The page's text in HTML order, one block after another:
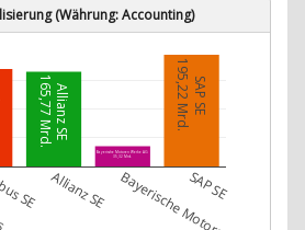
(Währung: Accounting)
Allianz SE
165,77 Mrd.
Bayerische Motoren Werke AG
35,32 Mrd.
SAP SE
195,22 Mrd.
SE Allianz SE SAP SE